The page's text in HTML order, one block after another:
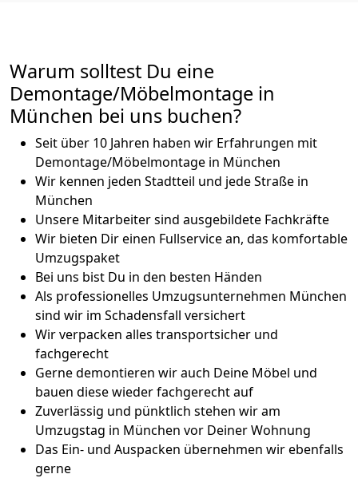
Warum solltest Du eine
Demontage/Möbelmontage in
München bei uns buchen?
Seit über 10 Jahren haben wir Erfahrungen mit
Demontage/Möbelmontage in München
Wir kennen jeden Stadtteil und jede Straße in
München
Unsere Mitarbeiter sind ausgebildete Fachkräfte
Wir bieten Dir einen Fullservice an, das komfortable
Umzugspaket
Bei uns bist Du in den besten Händen
Als professionelles Umzugsunternehmen München
sind wir im Schadensfall versichert
Wir verpacken alles transportsicher und
fachgerecht
Gerne demontieren wir auch Deine Möbel und
bauen diese wieder fachgerecht auf
Zuverlässig und pünktlich stehen wir am
Umzugstag in München vor Deiner Wohnung
Das Ein- und Auspacken übernehmen wir ebenfalls
gerne